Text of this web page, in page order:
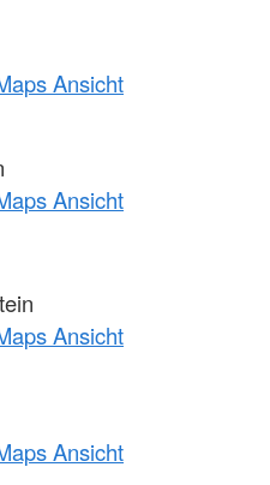
Ansicht
Ansicht
Ansicht
Ansicht